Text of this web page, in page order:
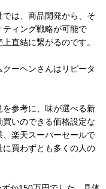
は、商品開発から、そ
ィング戦略が可能で
直結に繋がるのです。
ーヘンさんはリピータ
参考に、味が選べる新
いのできる価格設定な
楽天スーパーセールで
買わずとも多くの人の